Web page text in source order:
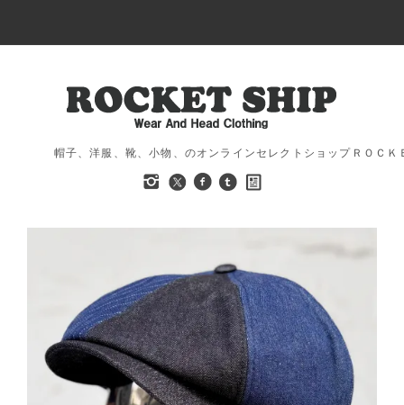
帽子、洋服、靴、小物、のオンラインセレクトショップＲＯＣ